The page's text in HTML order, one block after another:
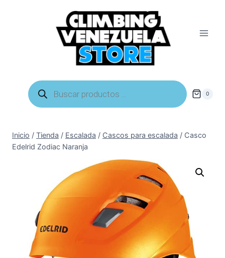
Búsqueda
de
productos
0
Inicio / Tienda / Escalada / Cascos para escalada / Casco
Edelrid Zodiac Naranja